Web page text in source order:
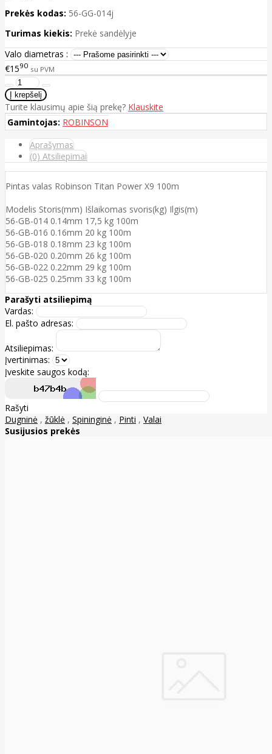
Prekės kodas: 56-GG-014j
Turimas kiekis: Prekė sandėlyje
Valo diametras :
€1590 su PVM
Turite klausimų apie šią prekę? Klauskite
Gamintojas: ROBINSON
Aprašymas
(0) Atsiliepimai
Pintas valas Robinson Titan Power X9 100m
Modelis Storis(mm) Išlaikomas svoris(kg) Ilgis(m)
56-GB-014 0.14mm 17,5 kg 100m
56-GB-016 0.16mm 20 kg 100m
56-GB-018 0.18mm 23 kg 100m
56-GB-020 0.20mm 26 kg 100m
56-GB-022 0.22mm 29 kg 100m
56-GB-025 0.25mm 33 kg 100m
Parašyti atsiliepimą
Vardas:
El. pašto adresas:
Atsiliepimas:
Įvertinimas:
Įveskite saugos kodą:
Rašyti
Dugninė , žūklė , Spininginė , Pinti , Valai
Susijusios prekės